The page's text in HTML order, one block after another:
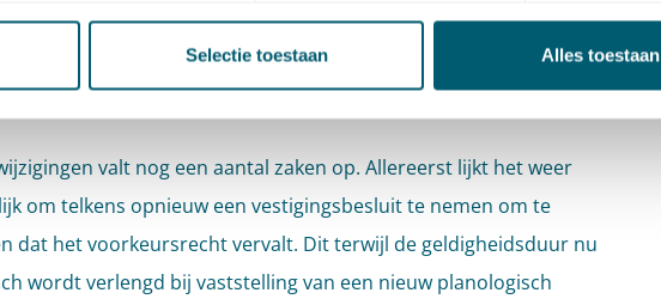
Selectie toestaan Alles toestaan
B&W nu bevoegd gezag zijn.
bijzonderheden
valt nog een aantal zaken op. Allereerst lijkt het weer
om telkens opnieuw een vestigingsbesluit te nemen om te
dat het voorkeursrecht vervalt. Dit terwijl de geldigheidsduur nu
wordt verlengd bij vaststelling van een nieuw planologisch